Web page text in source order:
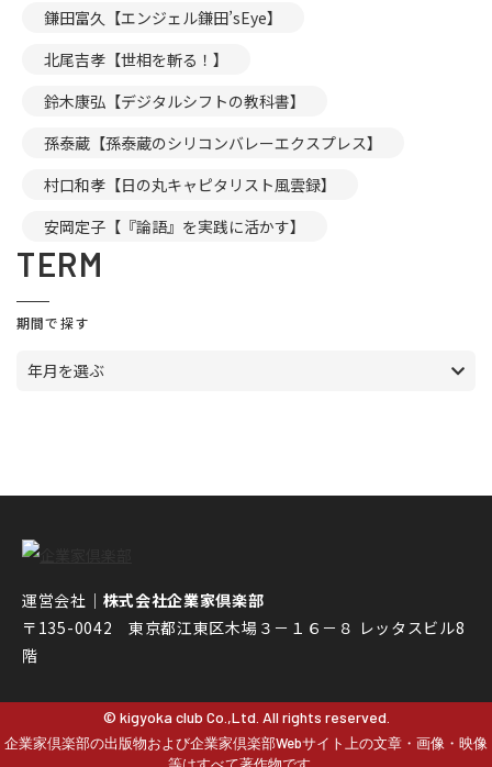
鎌田富久【エンジェル鎌田’sEye】
北尾吉孝【世相を斬る！】
鈴木康弘【デジタルシフトの教科書】
孫泰蔵【孫泰蔵のシリコンバレーエクスプレス】
村口和孝【日の丸キャピタリスト風雲録】
安岡定子【『論語』を実践に活かす】
TERM
期間で探す
年月を選ぶ
運営会社｜ 株式会社企業家倶楽部
〒135-0042 東京都江東区木場３－１６－８ レッタスビル8
階
© kigyoka club Co.,Ltd. All rights reserved.
企業家倶楽部の出版物および企業家倶楽部Webサイト上の文章・画像・映像